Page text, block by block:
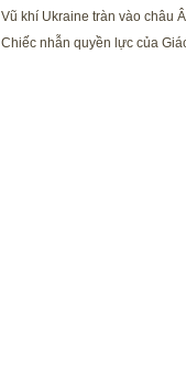
Vũ khí Ukraine tràn vào châu
Chiếc nhẫn quyền lực của